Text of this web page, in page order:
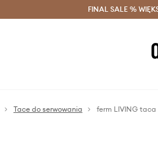
Oszczędzaj z Answear Club >
FINAL SALE %
Tace do serwowania ferm LIVING